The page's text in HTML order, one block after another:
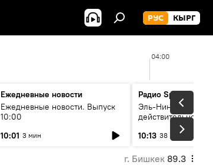
РУС КЫРГ
04:00
Ежедневные новости
Ежедневные новости. Выпуск
10:00
10:01 3 мин
Радио Sputnik
Эль-Ниньо, жара и
действительно
погоду в
10:13 38 мин
г. Бишкек 89.3